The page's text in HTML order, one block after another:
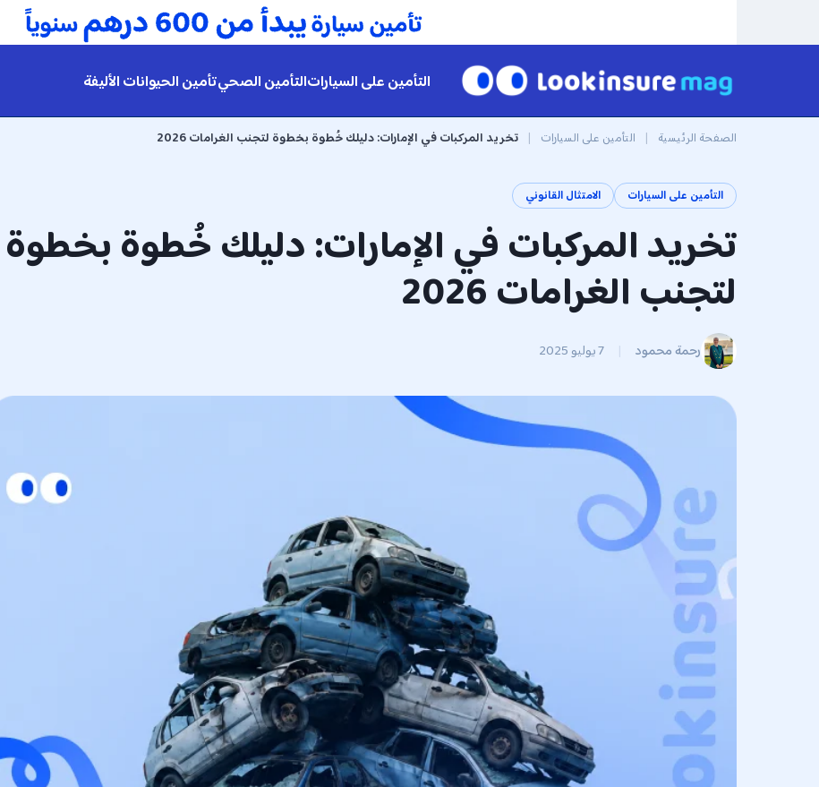
التأمين على السياراتالتأمين الصحيتأمين الحيوانات الأليفة
الصفحة الرئيسية | التأمين على السيارات | تخريد المركبات في الإمارات: دليلك خُطوة بخطوة لتجنب الغرامات 2026
التأمين على السيارات الامتثال القانوني
تخريد المركبات في الإمارات: دليلك خُطوة بخطوة
لتجنب الغرامات 2026
رحمة محمود | 7 يوليو 2025